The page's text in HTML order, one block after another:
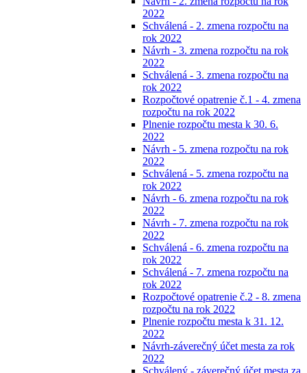
2022
Schválená - 2. zmena rozpočtu na
rok 2022
Návrh - 3. zmena rozpočtu na rok
2022
Schválená - 3. zmena rozpočtu na
rok 2022
Rozpočtové opatrenie č.1 - 4. zmena
rozpočtu na rok 2022
Plnenie rozpočtu mesta k 30. 6.
2022
Návrh - 5. zmena rozpočtu na rok
2022
Schválená - 5. zmena rozpočtu na
rok 2022
Návrh - 6. zmena rozpočtu na rok
2022
Návrh - 7. zmena rozpočtu na rok
2022
Schválená - 6. zmena rozpočtu na
rok 2022
Schválená - 7. zmena rozpočtu na
rok 2022
Rozpočtové opatrenie č.2 - 8. zmena
rozpočtu na rok 2022
Plnenie rozpočtu mesta k 31. 12.
2022
Návrh-záverečný účet mesta za rok
2022
Schválený - záverečný účet mesta za